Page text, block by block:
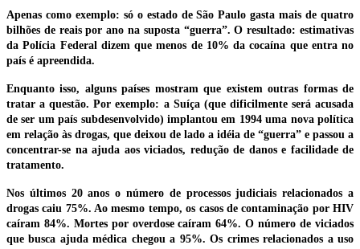
Apenas como exemplo: só o estado de São Paulo gasta mais de quatro
bilhões de reais por ano na suposta “guerra”. O resultado: estimativas
da Polícia Federal dizem que menos de 10% da cocaína que entra no
país é apreendida.
Enquanto isso, alguns países mostram que existem outras formas de
tratar a questão. Por exemplo: a Suíça (que dificilmente será acusada
de ser um país subdesenvolvido) implantou em 1994 uma nova política
em relação às drogas, que deixou de lado a idéia de “guerra” e passou a
concentrar-se na ajuda aos viciados, redução de danos e facilidade de
tratamento.
Nos últimos 20 anos o número de processos judiciais relacionados a
drogas caiu 75%. Ao mesmo tempo, os casos de contaminação por HIV
caíram 84%. Mortes por overdose caíram 64%. O número de viciados
que busca ajuda médica chegou a 95%. Os crimes relacionados a uso